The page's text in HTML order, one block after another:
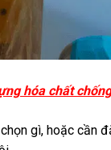
hóa chất
gì, hoặc cần